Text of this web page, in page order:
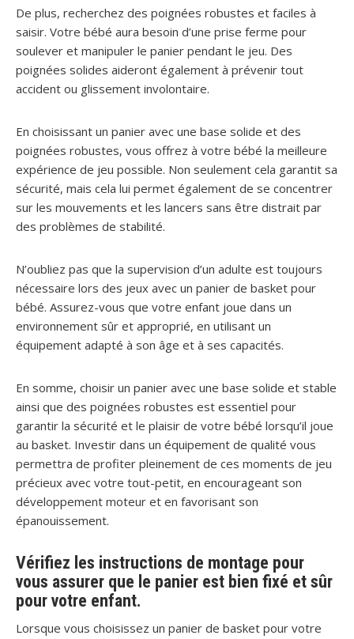
De plus, recherchez des poignées robustes et faciles à
saisir. Votre bébé aura besoin d’une prise ferme pour
soulever et manipuler le panier pendant le jeu. Des
poignées solides aideront également à prévenir tout
accident ou glissement involontaire.
En choisissant un panier avec une base solide et des
poignées robustes, vous offrez à votre bébé la meilleure
expérience de jeu possible. Non seulement cela garantit sa
sécurité, mais cela lui permet également de se concentrer
sur les mouvements et les lancers sans être distrait par
des problèmes de stabilité.
N’oubliez pas que la supervision d’un adulte est toujours
nécessaire lors des jeux avec un panier de basket pour
bébé. Assurez-vous que votre enfant joue dans un
environnement sûr et approprié, en utilisant un
équipement adapté à son âge et à ses capacités.
En somme, choisir un panier avec une base solide et stable
ainsi que des poignées robustes est essentiel pour
garantir la sécurité et le plaisir de votre bébé lorsqu’il joue
au basket. Investir dans un équipement de qualité vous
permettra de profiter pleinement de ces moments de jeu
précieux avec votre tout-petit, en encourageant son
développement moteur et en favorisant son
épanouissement.
Vérifiez les instructions de montage pour
vous assurer que le panier est bien fixé et sûr
pour votre enfant.
Lorsque vous choisissez un panier de basket pour votre